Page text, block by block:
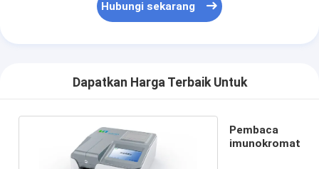
Hubungi sekarang
Dapatkan Harga Terbaik Untuk
Pembaca
imunokromat